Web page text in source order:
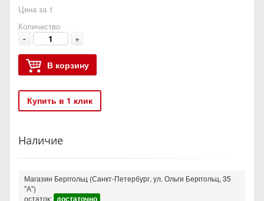
Цена за 1
Количество
- +
В корзину
Купить в 1 клик
Наличие
Магазин Берггольц (Санкт-Петербург, ул. Ольги Берггольц, 35
"А")
остаток: достаточно